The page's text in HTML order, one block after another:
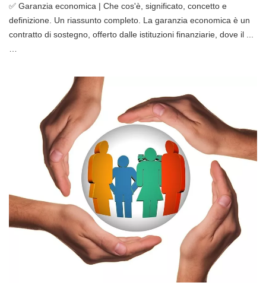
✅ Garanzia economica | Che cos'è, significato, concetto e
definizione. Un riassunto completo. La garanzia economica è un
contratto di sostegno, offerto dalle istituzioni finanziarie, dove il ...